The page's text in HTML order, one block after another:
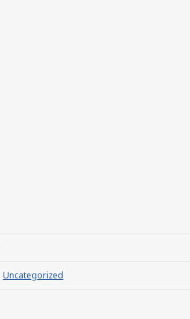
Uncategorized